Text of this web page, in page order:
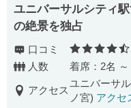
ユニバーサルシティ
の絶景を独占
口コミ
人数
着席：2名 ～
アクセス
ユニバーサ
ノ宮) アクセ